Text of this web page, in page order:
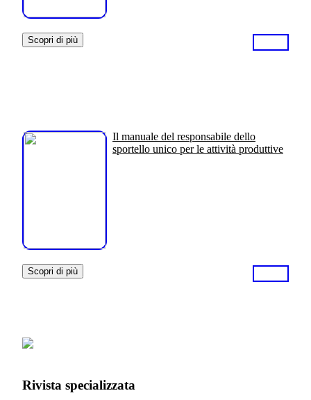
Scopri di più
Il manuale del responsabile dello
sportello unico per le attività produttive
Scopri di più
Rivista specializzata